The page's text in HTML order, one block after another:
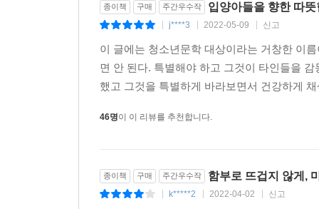
종이책 구매 주간우수작 입양아들을 향한 따
j****3 2022-05-09 신고
이 글에는 청소년문학 대상이라는 거창한 이
면 안 된다. 특별해야 하고 그것이 타인들을
했고 그것을 특별하게 바라보면서 건강하게
46명이 이 리뷰를 추천합니다.
종이책 구매 주간우수작 함부로 뜨겁지 않게,
k*****2 2022-04-02 신고